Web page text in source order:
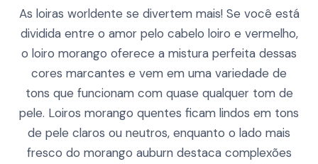
As loiras worldente se divertem mais! Se você está
dividida entre o amor pelo cabelo loiro e vermelho,
o loiro morango oferece a mistura perfeita dessas
cores marcantes e vem em uma variedade de
tons que funcionam com quase qualquer tom de
pele. Loiros morango quentes ficam lindos em tons
de pele claros ou neutros, enquanto o lado mais
fresco do morango auburn destaca complexões